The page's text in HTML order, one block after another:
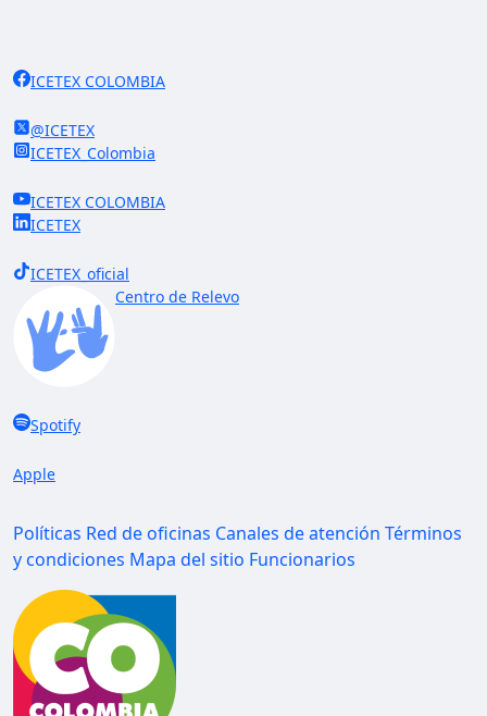
ICETEX COLOMBIA
@ICETEX
ICETEX_Colombia
ICETEX COLOMBIA
ICETEX
ICETEX_oficial
Centro de Relevo
Spotify
Apple
Políticas Red de oficinas Canales de atención Términos
y condiciones Mapa del sitio Funcionarios